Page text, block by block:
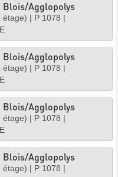
Blois/Agglopolys
étage) | P 1078 |
Blois/Agglopolys
étage) | P 1078 |
Blois/Agglopolys
étage) | P 1078 |
Blois/Agglopolys
étage) | P 1078 |